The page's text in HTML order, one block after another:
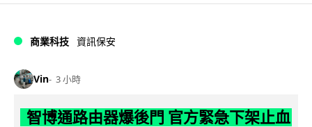
商業科技 資訊保安
Vin 3 小時
智博通路由器爆後門 官方緊急下架止血